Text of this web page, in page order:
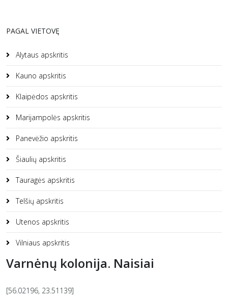
PAGAL VIETOVĘ
Alytaus apskritis
Kauno apskritis
Klaipėdos apskritis
Marijampolės apskritis
Panevėžio apskritis
Šiaulių apskritis
Tauragės apskritis
Telšių apskritis
Utenos apskritis
Vilniaus apskritis
Varnėnų kolonija. Naisiai
[56.02196, 23.51139]